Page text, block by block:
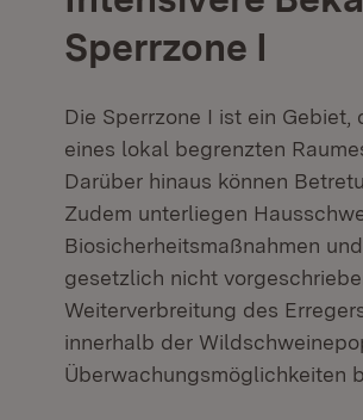
Sperrzone I
Die Sperrzone I ist ein
eines lokal begrenzten
Darüber hinaus können
Zudem unterliegen
Biosicherheitsmaßnahmen
gesetzlich nicht
Weiterverbreitung des
innerhalb der
Überwachungsmöglichkeiten